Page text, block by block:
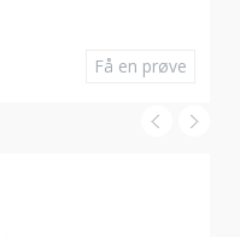
Få en prøve